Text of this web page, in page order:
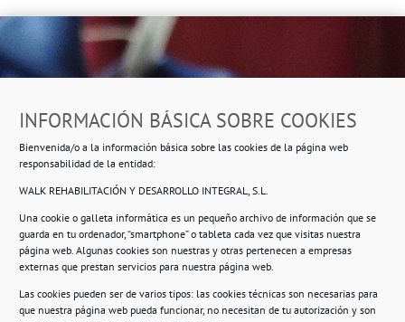
INFORMACIÓN BÁSICA SOBRE COOKIES
Bienvenida/o a la información básica sobre las cookies de la página web
responsabilidad de la entidad:
WALK REHABILITACIÓN Y DESARROLLO INTEGRAL, S.L.
Una cookie o galleta informática es un pequeño archivo de información que se
guarda en tu ordenador, “smartphone” o tableta cada vez que visitas nuestra
página web. Algunas cookies son nuestras y otras pertenecen a empresas
externas que prestan servicios para nuestra página web.
Las cookies pueden ser de varios tipos: las cookies técnicas son necesarias para
que nuestra página web pueda funcionar, no necesitan de tu autorización y son
Ropero Solidario de Usera
Beasáin 25-33posterior, local 3 – 28041 Madrid
Información
Compromiso con la protección de datos